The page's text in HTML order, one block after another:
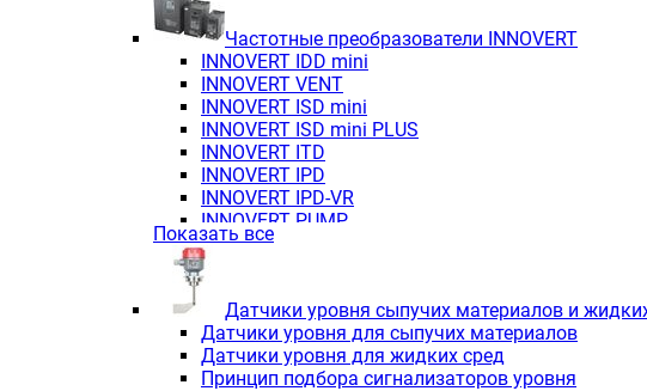
Частотные преобразователи INNOVERT
INNOVERT IDD mini
INNOVERT VENT
INNOVERT ISD mini
INNOVERT ISD mini PLUS
INNOVERT ITD
INNOVERT IРD
INNOVERT IРD-VR
INNOVERT PUMP
Показать все
Датчики уровня сыпучих материалов и
Датчики уровня для сыпучих материалов
Датчики уровня для жидких сред
Принцип подбора сигнализаторов уровня